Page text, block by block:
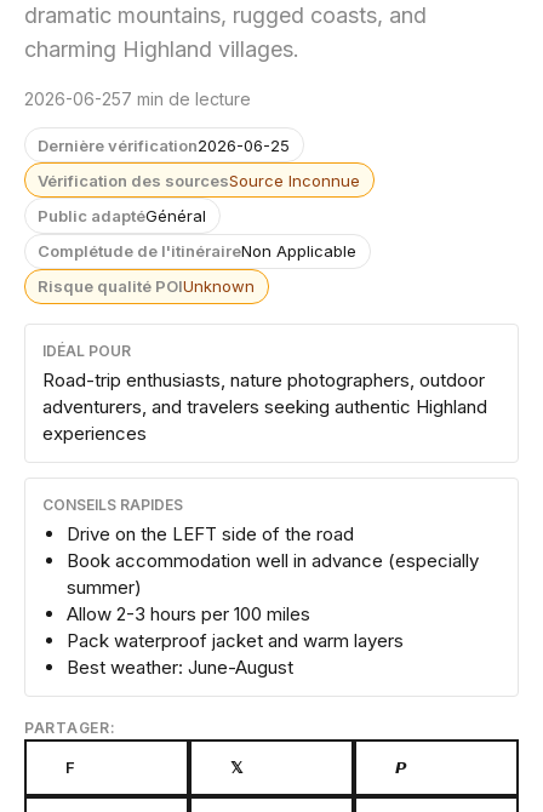
dramatic mountains, rugged coasts, and
charming Highland villages.
2026-06-257 min de lecture
Dernière vérification2026-06-25
Vérification des sourcesSource Inconnue
Public adaptéGénéral
Complétude de l'itinéraireNon Applicable
Risque qualité POIUnknown
IDÉAL POUR
Road-trip enthusiasts, nature photographers, outdoor
adventurers, and travelers seeking authentic Highland
experiences
CONSEILS RAPIDES
Drive on the LEFT side of the road
Book accommodation well in advance (especially
summer)
Allow 2-3 hours per 100 miles
Pack waterproof jacket and warm layers
Best weather: June-August
PARTAGER:
F 𝕏 𝙋